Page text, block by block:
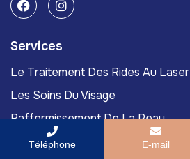
Services
Le Traitement Des Rides Au Laser
Les Soins Du Visage
Raffermissement De La Peau
Traitement De La Cellulite
Téléphone E-mail